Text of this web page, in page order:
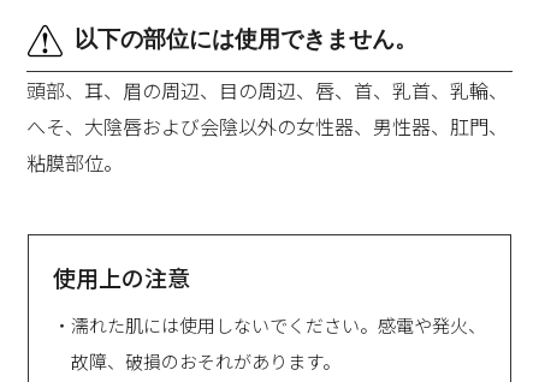
以下の部位には使用できません。
頭部、耳、眉の周辺、目の周辺、唇、首、乳首、乳輪、
へそ、大陰唇および会陰以外の女性器、男性器、肛門、
粘膜部位。
使用上の注意
・濡れた肌には使用しないでください。感電や発火、
故障、破損のおそれがあります。